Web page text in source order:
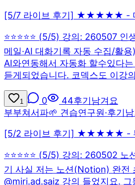
[5/7 라이브 후기] ★★★★★ -
⭐⭐⭐⭐⭐ (5/5) 강의: 260507 인
메일·AI 대화기록 자동 수집/활
AI와연동해서 자동화 할수있다
듣게되었습니다. 코덱스도 이강
1 0 44후기남겨요
부부쳐서파🌱 견습연구원·후기
[5/2 라이브 후기] ★★★★★ -
⭐⭐⭐⭐⭐ (5/5) 강의: 260502
기 사실 저는 노션(Notion) 완전
@miri.ad.saiz 강의 들었지요. 그